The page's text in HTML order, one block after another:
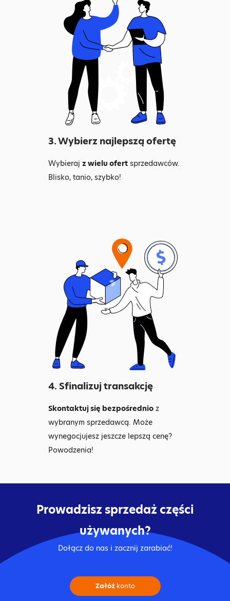
3. Wybierz najlepszą ofertę
Wybieraj z wielu ofert sprzedawców.
Blisko, tanio, szybko!
4. Sfinalizuj transakcję
Skontaktuj się bezpośrednio z
wybranym sprzedawcą. Może
wynegocjujesz jeszcze lepszą cenę?
Powodzenia!
Prowadzisz sprzedaż części
używanych?
Dołącz do nas i zacznij zarabiać!
Załóżkonto